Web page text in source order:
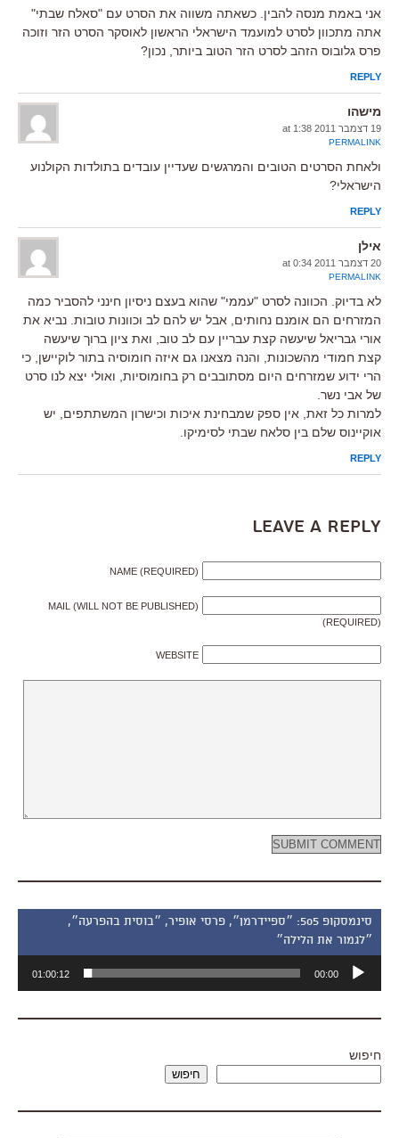
אני באמת מנסה להבין. כשאתה משווה את הסרט עם "סאלח שבתי"
אתה מתכוון לסרט למועמד הישראלי הראשון לאוסקר הסרט הזר וזוכה
פרס גלובוס הזהב לסרט הזר הטוב ביותר, נכון?
REPLY
מישהו
19 דצמבר 2011 at 1:38
PERMALINK
ולאחת הסרטים הטובים והמרגשים שעדיין עובדים בתולדות הקולנוע
הישראלי?
REPLY
אילן
20 דצמבר 2011 at 0:34
PERMALINK
לא בדיוק. הכוונה לסרט "עממי" שהוא בעצם ניסיון חינני להסביר כמה
המזרחים הם אומנם נחותים, אבל יש להם לב וכוונות טובות. נביא את
אורי גבריאל שיעשה קצת עבריין עם לב טוב, ואת ציון ברוך שיעשה
קצת חמודי מהשכונות, והנה מצאנו גם איזה חומוסיה בתור לוקיישן, כי
הרי ידוע שמזרחים היום מסתובבים רק בחומוסיות, ואולי יצא לנו סרט
של אבי נשר.
למרות כל זאת, אין ספק שמבחינת איכות וכישרון המשתתפים, יש
אוקיינוס שלם בין סלאח שבתי לסימיקו.
REPLY
Leave a Reply
NAME (REQUIRED)
MAIL (WILL NOT BE PUBLISHED)
(REQUIRED)
WEBSITE
סינמסקופ 505: ״ספיידרמן״, פרסי אופיר, ״בוסית בהפרעה״,
״לגמור את הלילה״
אודיו
00:00
01:00:12
חיפוש
חיפוש